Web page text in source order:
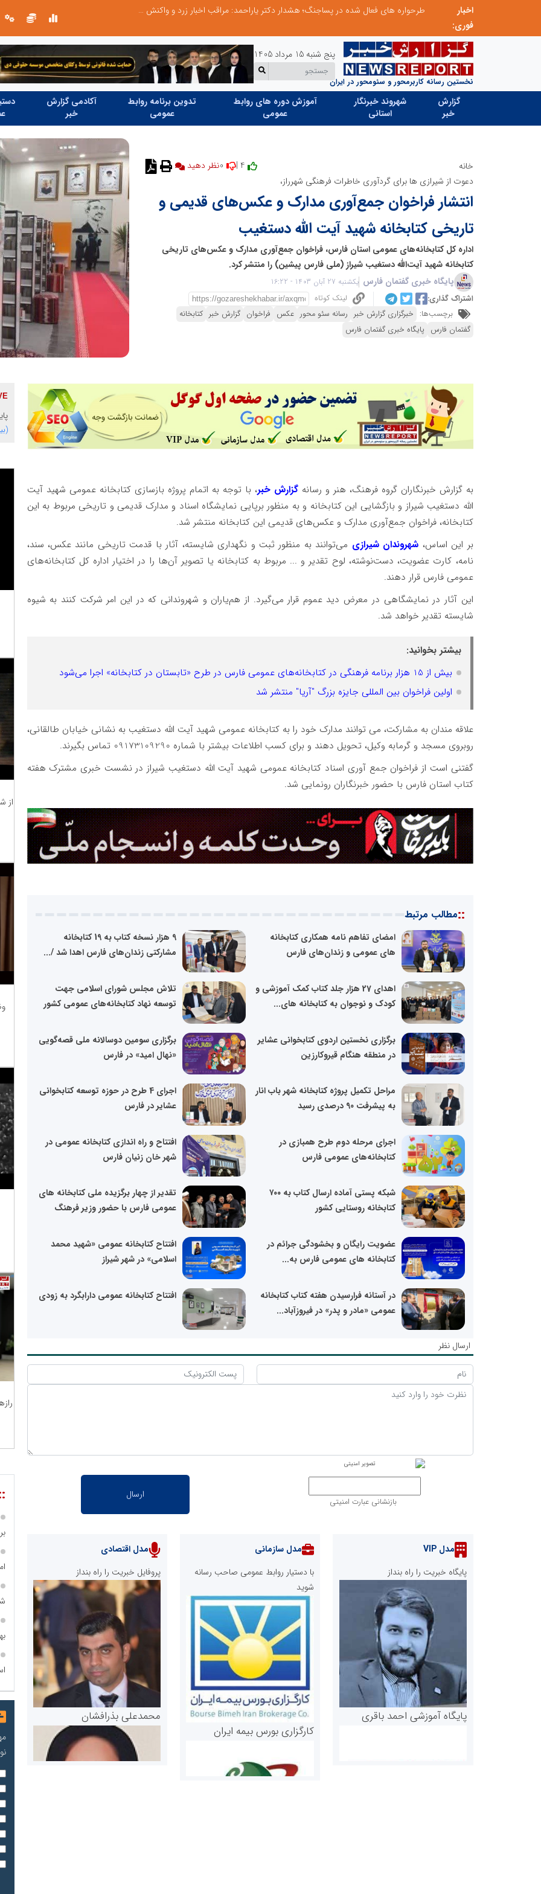
اخبار
فوری:
طرحواره های فعال شده در پساجنگ؛ هشدار دکتر یاراحمد: مراقب اخبار زرد و واکنش های هیجانی باشید
نخستین رسانه کاربرمحور و سئومحور در ایران
پنج شنبه 15 مرداد 1405
گزارش
خبر
شهروند خبرنگار
استانی
آموزش دوره های روابط
عمومی
تدوین برنامه روابط
عمومی
آکادمی گزارش
خبر
خانه
دعوت از شیرازی ها برای گردآوری خاطرات فرهنگی شهرراز،
انتشار فراخوان جمع‌آوری مدارک و عکس‌های قدیمی و
تاریخی کتابخانه شهید آیت الله دستغیب
اداره کل کتابخانه‌های عمومی استان فارس، فراخوان جمع‌آوری مدارک و عکس‌های تاریخی
کتابخانه شهید آیت‌الله دستغیب شیراز (ملی فارس پیشین) را منتشر کرد.
پایگاه خبری گفتمان فارس یکشنبه 27 آبان 1403 - 16:22
اشتراک گذاری:
لینک کوتاه
برچسب‌ها: خبرگزاری گزارش خبر رسانه سئو محور عکس فراخوان گزارش خبر کتابخانه
گفتمان فارس پایگاه خبری گفتمان فارس
به گزارش خبرنگاران گروه فرهنگ، هنر و رسانه گزارش خبر، با توجه به اتمام پروژه بازسازی کتابخانه عمومی شهید آیت
الله دستغیب شیراز و بازگشایی این کتابخانه و به منظور برپایی نمایشگاه اسناد و مدارک قدیمی و تاریخی مربوط به این
کتابخانه، فراخوان جمع‌آوری مدارک و عکس‌های قدیمی این کتابخانه منتشر شد.
بر این اساس، شهروندان شیرازی می‌توانند به منظور ثبت و نگهداری شایسته، آثار با قدمت تاریخی مانند عکس، سند،
نامه، کارت عضویت، دست‌نوشته، لوح تقدیر و ... مربوط به کتابخانه یا تصویر آن‌ها را در اختیار اداره کل کتابخانه‌های
عمومی فارس قرار دهند.
این آثار در نمایشگاهی در معرض دید عموم قرار می‌گیرد. از هم‌یاران و شهروندانی که در این امر شرکت کنند به شیوه
شایسته تقدیر خواهد شد.
بیشتر بخوانید:
بیش از 15 هزار برنامه فرهنگی در کتابخانه‌های عمومی فارس در طرح «تابستان در کتابخانه» اجرا می‌شود
اولین فراخوان بین المللی جایزه بزرگ "آریا" منتشر شد
علاقه مندان به مشارکت، می توانند مدارک خود را به کتابخانه عمومی شهید آیت الله دستغیب به نشانی خیابان طالقانی،
روبروی مسجد و گرمابه وکیل، تحویل دهند و برای کسب اطلاعات بیشتر با شماره 09173109290 تماس بگیرند.
گفتنی است از فراخوان جمع آوری اسناد کتابخانه عمومی شهید آیت الله دستغیب شیراز در نشست خبری مشترک هفته
کتاب استان فارس با حضور خبرنگاران رونمایی شد.
::مطالب مرتبط
امضای تفاهم نامه همکاری کتابخانه
های عمومی و زندان‌‌های فارس
9 هزار نسخه کتاب به 19 کتابخانه
مشارکتی زندان‌های فارس اهدا شد /...
اهدای 27 هزار جلد کتاب کمک آموزشی و
کودک و نوجوان به کتابخانه های...
تلاش مجلس شورای اسلامی جهت
توسعه نهاد کتابخانه‌های عمومی کشور
برگزاری نخستین اردوی کتابخوانی عشایر
در منطقه هنگام قیروکارزین
برگزاری سومین دوسالانه ملی قصه‌گویی
«نهال امید» در فارس
مراحل تکمیل پروژه کتابخانه شهر باب انار
به پیشرفت 90 درصدی رسید
اجرای 4 طرح در حوزه توسعه کتابخوانی
عشایر در فارس
اجرای مرحله دوم طرح همبازی در
کتابخانه‌های عمومی فارس
افتتاح و راه اندازی کتابخانه عمومی در
شهر خان زنیان فارس
شبکه پستی آماده ارسال کتاب به ۷۰۰
کتابخانه روستایی کشور
تقدیر از چهار برگزیده ملی کتابخانه های
عمومی فارس با حضور وزیر فرهنگ
عضویت رایگان و بخشودگی جرائم در
کتابخانه های عمومی فارس به...
افتتاح کتابخانه عمومی «شهید محمد
اسلامی» در شهر شیراز
در آستانه فرارسیدن هفته کتاب کتابخانه
عمومی «مادر و پدر» در فیروزآباد...
افتتاح کتابخانه عمومی دارابگرد به زودی
ارسال نظر
بازنشانی عبارت امنیتی
مدل VIP
پایگاه خبریت را راه بنداز
پایگاه آموزشی احمد باقری
مدل سازمانی
با دستیار روابط عمومی صاحب رسانه
شوید
کارگزاری بورس بیمه ایران
مدل اقتصادی
پروفایل خبریت را راه بنداز
محمدعلی بذرافشان
از
بر ۴ هزار میلیارد ریال